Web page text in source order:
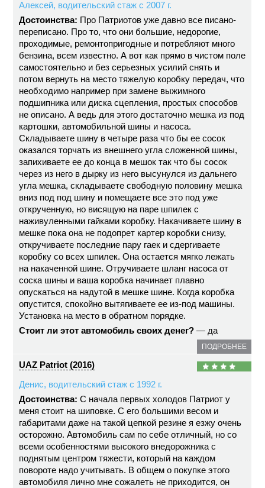
Алексей, водительский стаж с 2007 г.
Достоинства: Про Патриотов уже давно все писано-
переписано. Про то, что они большие, недорогие,
проходимые, ремонтопригодные и потребляют много
бензина, всем известно. А вот как прямо в чистом поле
самостоятельно и без серьезных усилий снять и
потом вернуть на место тяжелую коробку передач, что
необходимо например при замене выжимного
подшипника или диска сцепления, простых способов
не описано. А ведь для этого достаточно мешка из под
картошки, автомобильной шины и насоса.
Складываете шину в четыре раза что бы ее сосок
оказался торчать из внешнего угла сложенной шины,
запихиваете ее до конца в мешок так что бы сосок
через из него в дырку из него высунулся из дальнего
угла мешка, складываете свободную половину мешка
вниз под под шину и помещаете все это под уже
открученную, но висящую на паре шпилек с
наживуленными гайками коробку. Накачиваете шину в
мешке пока она не подопрет картер коробки снизу,
откручиваете последние пару гаек и сдергиваете
коробку со всех шпилек. Она остается мягко лежать
на накаченной шине. Отручиваете шланг насоса от
соска шины и ваша коробка начинает плавно
опускаться на надутой в мешке шине. Когда коробка
опустится, спокойно вытягиваете ее из-под машины.
Установка на место в обратном порядке.
Стоит ли этот автомобиль своих денег? — да
ПОДРОБНЕЕ
UAZ Patriot (2016)
Денис, водительский стаж с 1992 г.
Достоинства: С начала первых холодов Патриот у
меня стоит на шиповке. С его большими весом и
габаритами даже на такой цепкой резине я езжу очень
осторожно. Автомобиль сам по себе отличный, но со
всеми особенностями высокого внедорожника с
поднятым центром тяжести, который на каждом
повороте надо учитывать. В общем о покупке этого
автомобиля лично мне сожалеть не приходится, он